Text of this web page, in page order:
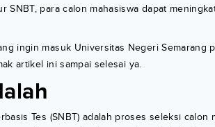
SNBT, para calon mahasiswa dapat
ingin masuk Universitas Negeri Semarang
artikel ini sampai selesai ya.
Tes (SNBT) adalah proses seleksi